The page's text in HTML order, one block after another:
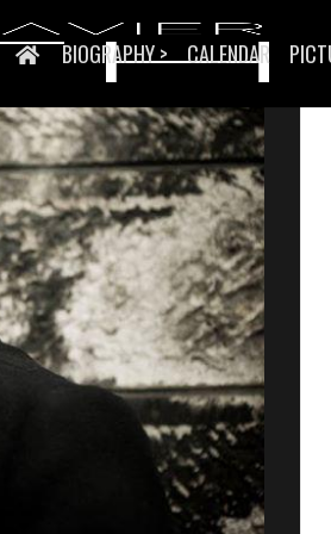
BIOGRAPHY > CALENDAR